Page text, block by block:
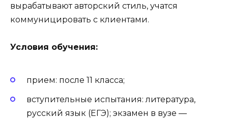
вырабатывают авторский стиль, учатся
коммуницировать с клиентами.
Условия обучения:
прием: после 11 класса;
вступительные испытания: литература,
русский язык (ЕГЭ); экзамен в вузе —